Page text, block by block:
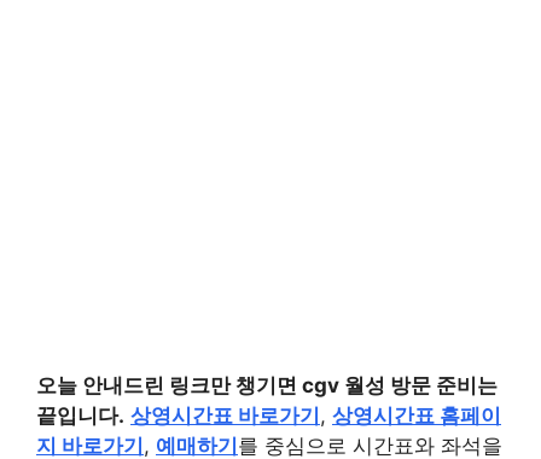
오늘 안내드린 링크만 챙기면 cgv 월성 방문 준비는
끝입니다. 상영시간표 바로가기, 상영시간표 홈페이
지 바로가기, 예매하기를 중심으로 시간표와 좌석을